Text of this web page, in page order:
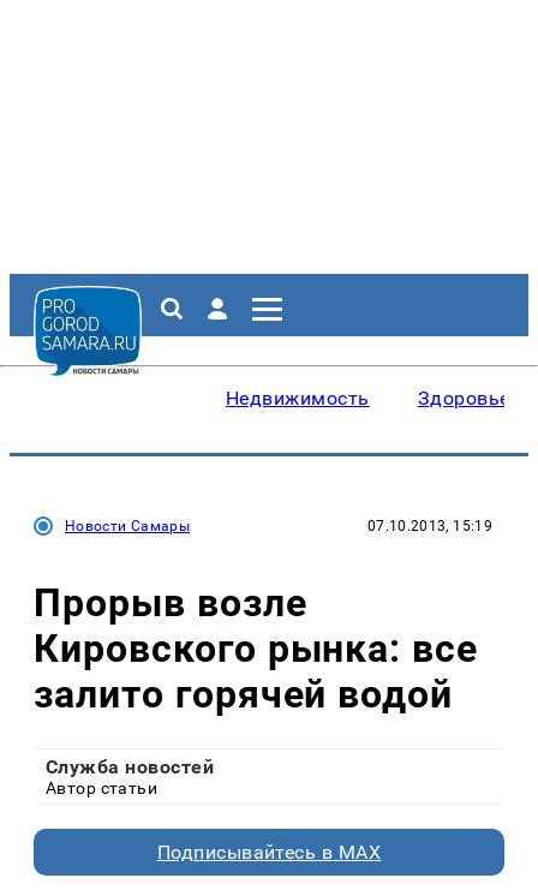
Недвижимость Здоровье
Новости Самары 07.10.2013, 15:19
Прорыв возле
Кировского рынка: все
залито горячей водой
Служба новостей
Автор статьи
Подписывайтесь в MAX